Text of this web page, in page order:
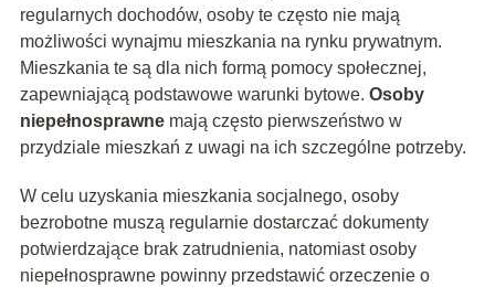
regularnych dochodów, osoby te często nie mają
możliwości wynajmu mieszkania na rynku prywatnym.
Mieszkania te są dla nich formą pomocy społecznej,
zapewniającą podstawowe warunki bytowe. Osoby
niepełnosprawnemają często pierwszeństwo w
przydziale mieszkań z uwagi na ich szczególne potrzeby.
W celu uzyskania mieszkania socjalnego, osoby
bezrobotne muszą regularnie dostarczać dokumenty
potwierdzające brak zatrudnienia, natomiast osoby
niepełnosprawne powinny przedstawić orzeczenie o